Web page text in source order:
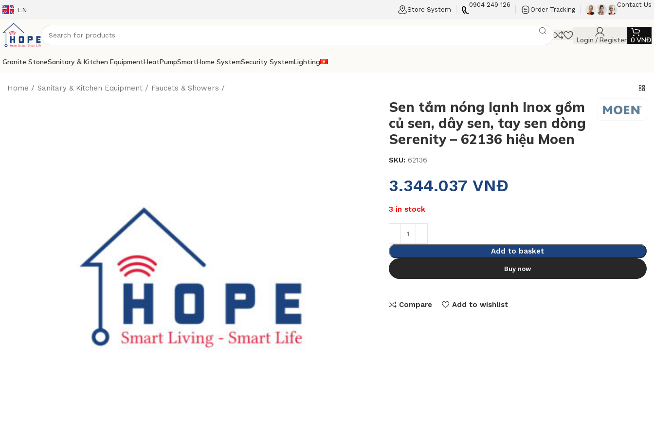
EN Store System
0904 249 126
Order Tracking
Contact Us
Login / Register 0 VNĐ
Granite StoneSanitary & Kitchen EquipmentHeatPumpSmartHome SystemSecurity SystemLighting
Home Sanitary & Kitchen Equipment Faucets & Showers
Sen tắm nóng lạnh Inox gồm
củ sen, dây sen, tay sen dòng
Serenity – 62136 hiệu Moen
SKU: 62136
3.344.037 VNĐ
3 in stock
Add to basket
Buy now
Compare Add to wishlist